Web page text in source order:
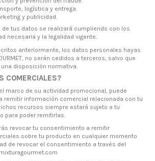
logística y entrega.
y publicidad.
de tus datos se realizará cumpliendo con los
necesaria y la legalidad vigente.
anteriormente, los datos personales hayas
no serán cedidos a terceros, salvo que
disposición normativa.
COMERCIALES?
el marco de su actividad promocional, puede
remitir información comercial relacionada con tu
recursos siempre estará sujeto a tu
para poder remitirlas.
revocar tu consentimiento a remitir
sobre tu producto en cualquier momento
de revocar el consentimiento a través del